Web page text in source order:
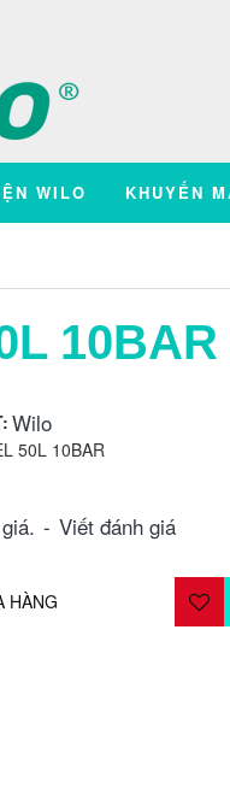
WILO KHUYẾN
10BAR
Wilo
50L 10BAR
- Viết đánh giá
HÀNG